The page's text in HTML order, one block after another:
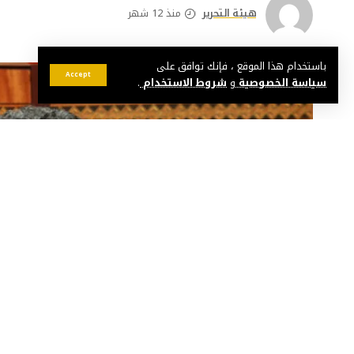
باستخدام هذا الموقع ، فإنك توافق على
سياسة الخصوصيةو شروط الاستخدام.
Accept
هيئة التحرير منذ 12 شهر